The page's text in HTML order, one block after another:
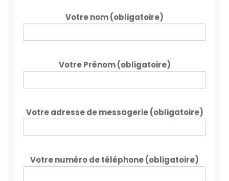
Votre nom (obligatoire)
Votre Prénom (obligatoire)
Votre adresse de messagerie (obligatoire)
Votre numéro de téléphone (obligatoire)